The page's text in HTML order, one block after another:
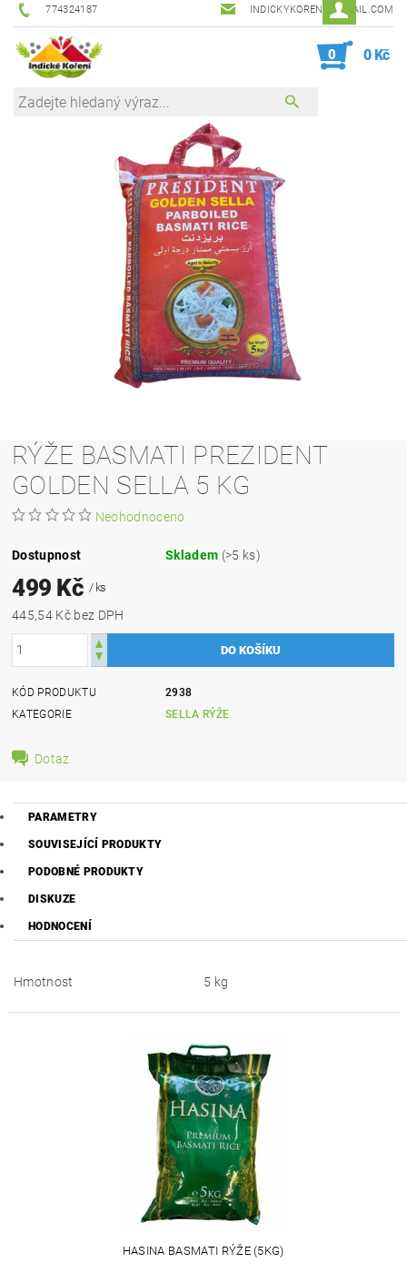
774324187 INDICKYKORENI@GMAIL.COM
0 0 Kč
RÝŽE BASMATI PREZIDENT
GOLDEN SELLA 5 KG
Neohodnoceno
Dostupnost Skladem (>5 ks)
499 Kč / ks
445,54 Kč bez DPH
KÓD PRODUKTU
2938
KATEGORIE
SELLA RÝŽE
Dotaz
PARAMETRY
SOUVISEJÍCÍ PRODUKTY
PODOBNÉ PRODUKTY
DISKUZE
HODNOCENÍ
Hmotnost 5 kg
HASINA BASMATI RÝŽE (5KG)